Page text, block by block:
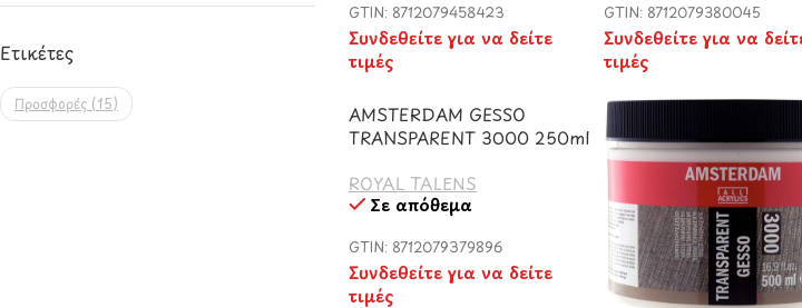
Ετικέτες
Προσφορές (15)
GTIN: 8712079458423
Συνδεθείτε για να δείτε
τιμές
GTIN: 8712079380045
Συνδεθείτε για να
τιμές
AMSTERDAM GESSO
TRANSPARENT 3000 250ml
ROYAL TALENS
Σε απόθεμα
GTIN: 8712079379896
Συνδεθείτε για να δείτε
τιμές